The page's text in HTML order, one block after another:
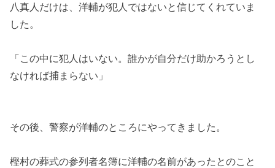
八真人だけは、洋輔が犯人ではないと信じてくれていま
した。
「この中に犯人はいない。誰かが自分だけ助かろうとし
なければ捕まらない」
その後、警察が洋輔のところにやってきました。
樫村の葬式の参列者名簿に洋輔の名前があったとのこと